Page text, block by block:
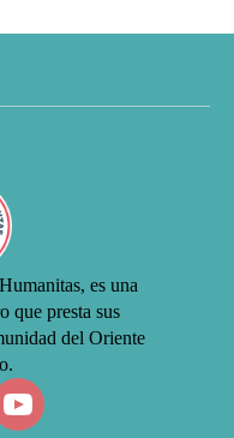
es una
que presta sus
del Oriente